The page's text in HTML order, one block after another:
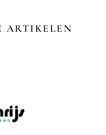
ARTIKELEN